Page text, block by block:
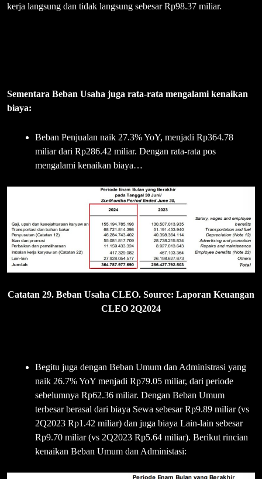
kerja langsung dan tidak langsung sebesar Rp98.37 miliar.
Sementara Beban Usaha juga rata-rata mengalami kenaikan
biaya:
Beban Penjualan naik 27.3% YoY, menjadi Rp364.78
miliar dari Rp286.42 miliar. Dengan rata-rata pos
mengalami kenaikan biaya…
Catatan 29. Beban Usaha CLEO. Source: Laporan Keuangan
CLEO 2Q2024
Begitu juga dengan Beban Umum dan Administrasi yang
naik 26.7% YoY menjadi Rp79.05 miliar, dari periode
sebelumnya Rp62.36 miliar. Dengan Beban Umum
terbesar berasal dari biaya Sewa sebesar Rp9.89 miliar (vs
2Q2023 Rp1.42 miliar) dan juga biaya Lain-lain sebesar
Rp9.70 miliar (vs 2Q2023 Rp5.64 miliar). Berikut rincian
kenaikan Beban Umum dan Administasi: